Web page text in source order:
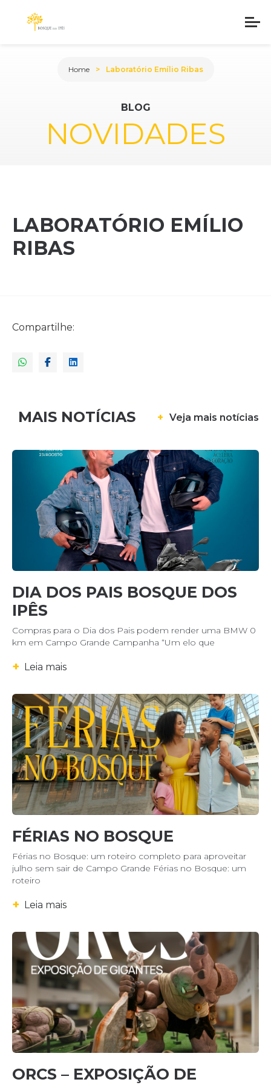
BLOG
NOVIDADES
Home Laboratório Emílio Ribas
LABORATÓRIO EMÍLIO
RIBAS
Compartilhe:
MAIS NOTÍCIAS + Veja mais notícias
DIA DOS PAIS BOSQUE DOS
IPÊS
Compras para o Dia dos Pais podem render uma BMW 0
km em Campo Grande Campanha “Um elo que
+ Leia mais
FÉRIAS NO BOSQUE
Férias no Bosque: um roteiro completo para aproveitar
julho sem sair de Campo Grande Férias no Bosque: um
roteiro
+ Leia mais
ORCS – EXPOSIÇÃO DE